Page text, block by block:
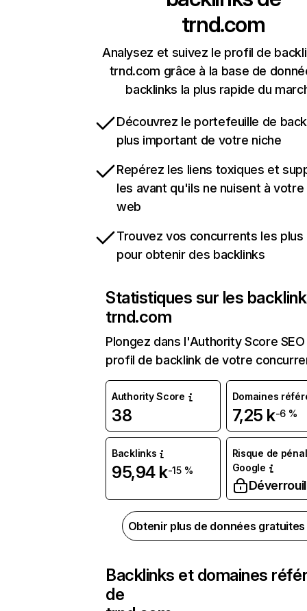
trnd.com
Analysez et suivez le profil de
trnd.com grâce à la base de
backlinks la plus rapide du
Découvrez le portefeuille de
plus important de votre niche
Repérez les liens toxiques et
les avant qu'ils ne nuisent à
web
Trouvez vos concurrents les
pour obtenir des backlinks
Statistiques sur les
trnd.com
Plongez dans l'Authority Score
profil de backlink de votre
Authority Score
38
Domaines
7,25 k-6 %
Backlinks
95,94 k-15 %
Risque de
Google
Obtenir plus de données
Backlinks et domaines
de